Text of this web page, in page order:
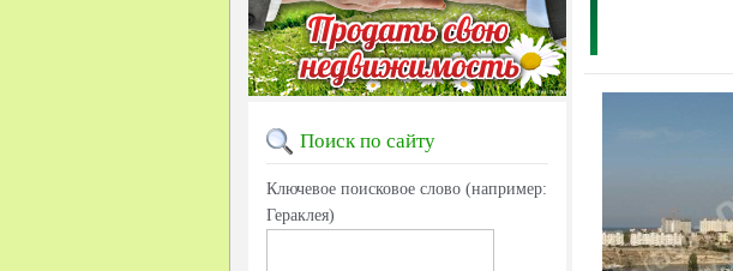
Поиск по сайту
Ключевое поисковое слово (например:
Гераклея)